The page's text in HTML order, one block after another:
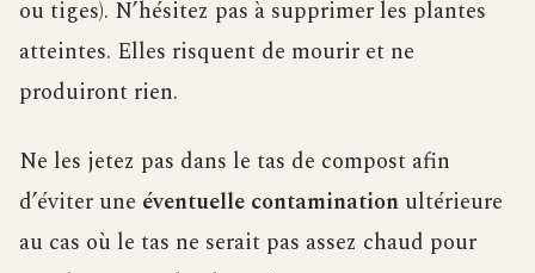
ou tiges). N’hésitez pas à supprimer les plantes
atteintes. Elles risquent de mourir et ne
produiront rien.
Ne les jetez pas dans le tas de compost afin
d’éviter une éventuelle contamination ultérieure
au cas où le tas ne serait pas assez chaud pour